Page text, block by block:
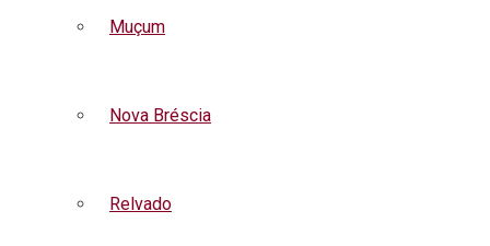
Muçum
Nova Bréscia
Relvado